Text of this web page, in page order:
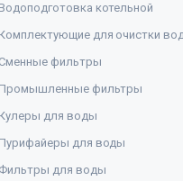
Водоподготовка котельной
Комплектующие для очистки
Сменные фильтры
Промышленные фильтры
Кулеры для воды
Пурифайеры для воды
Фильтры для воды